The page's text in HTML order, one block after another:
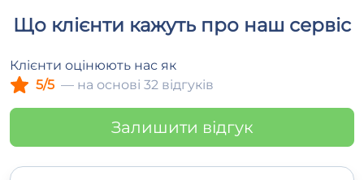
Що клієнти кажуть про наш сервіс
Клієнти оцінюють нас як
5/5 — на основі 32 відгуків
Залишити відгук